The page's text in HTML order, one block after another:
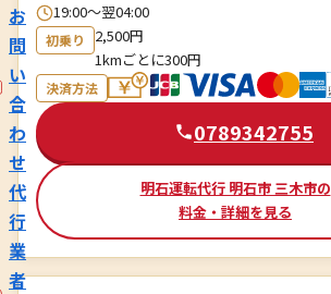
お
問
い
合
わ
せ
代
行
業
者
19:00〜翌04:00
初乗り
2,500円
1kmごとに300円
決済方法
0789342755
明石運転代行 明石市 三木市の
料金・詳細を見る